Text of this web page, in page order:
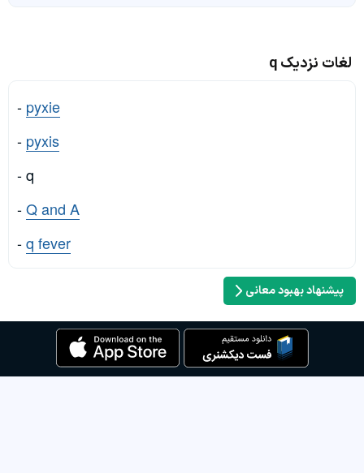
لغات نزدیک q
- pyxie
- pyxis
- q
-Q and A
-q fever
پیشنهاد بهبود معانی